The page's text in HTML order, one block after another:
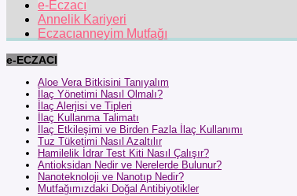
e-Eczacı
Annelik Kariyeri
Eczacıanneyim Mutfağı
e-ECZACI
Aloe Vera Bitkisini Tanıyalım
İlaç Yönetimi Nasıl Olmalı?
İlaç Alerjisi ve Tipleri
İlaç Kullanma Talimatı
İlaç Etkileşimi ve Birden Fazla İlaç Kullanımı
Tuz Tüketimi Nasıl Azaltılır
Hamilelik İdrar Test Kiti Nasıl Çalışır?
Antioksidan Nedir ve Nerelerde Bulunur?
Nanoteknoloji ve Nanotıp Nedir?
Mutfağımızdaki Doğal Antibiyotikler